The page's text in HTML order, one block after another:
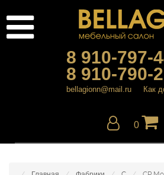
8 910-797-
8 910-790-
bellagionn@mail.ru Как
0